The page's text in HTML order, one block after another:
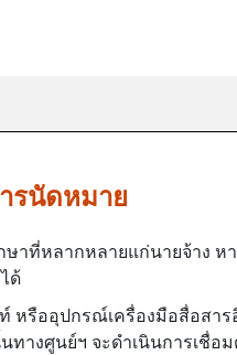
รนัดหมาย
าที่หลากหลายแก่นายจ้าง
ด้
หรืออุปกรณ์เครื่องมือสื่อสา
างศูนย์ฯ จะดำเนินการเชื่อ